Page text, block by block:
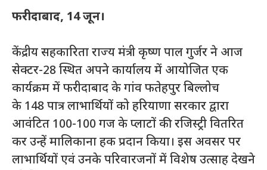
फरीदाबाद, 14जून।
केंद्रीय सहकारिता राज्य मंत्री कृष्ण पाल गुर्जर ने आज
सेक्टर-28 स्थित अपने कार्यालय में आयोजित एक
कार्यक्रम में फरीदाबाद के गांव फतेहपुर बिल्लोच
के 148 पात्र लाभार्थियों को हरियाणा सरकार द्वारा
आवंटित 100-100 गज के प्लाटों की रजिस्ट्री वितरित
कर उन्हें मालिकाना हक प्रदान किया। इस अवसर पर
लाभार्थियों एवं उनके परिवारजनों में विशेष उत्साह देखने